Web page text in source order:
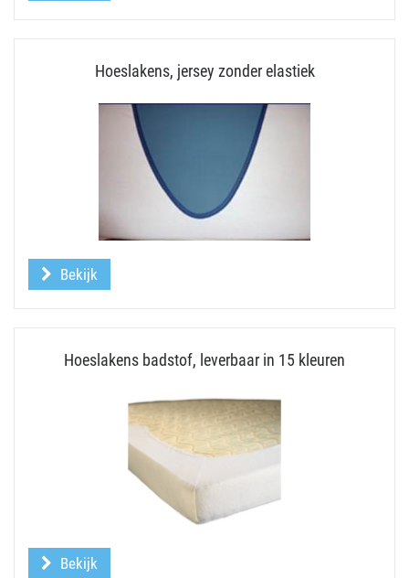
Hoeslakens, jersey zonder elastiek
Bekijk
Hoeslakens badstof, leverbaar in 15 kleuren
Bekijk